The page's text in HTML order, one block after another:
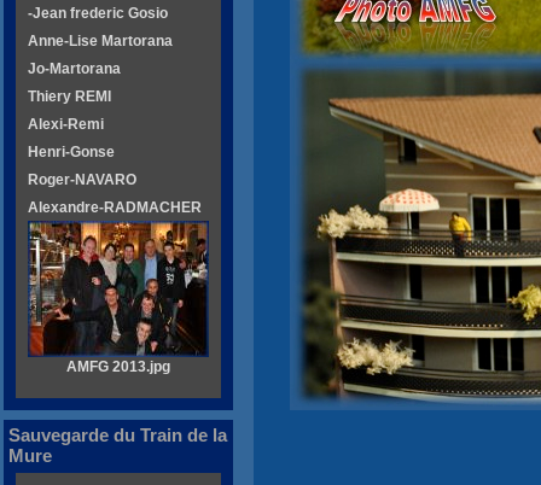
-Jean frederic Gosio
Anne-Lise Martorana
Jo-Martorana
Thiery REMI
Alexi-Remi
Henri-Gonse
Roger-NAVARO
Alexandre-RADMACHER
AMFG 2013.jpg
Sauvegarde du Train de la
Mure